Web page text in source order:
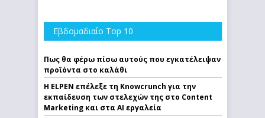
Εβδομαδιαίο Top 10
Πως θα φέρω πίσω αυτούς που εγκατέλειψαν
προϊόντα στο καλάθι
Η ELPEN επέλεξε τη Knowcrunch για την
εκπαίδευση των στελεχών της στο Content
Marketing και στα AI εργαλεία